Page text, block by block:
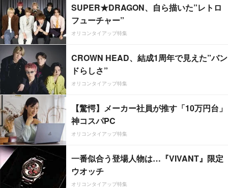
SUPER★DRAGON、自ら描いた”レトロ
フューチャー”
オリコンタイアップ特集
CROWN HEAD、結成1周年で見えた”バン
ドらしさ”
オリコンタイアップ特集
【驚愕】メーカー社員が推す「10万円台」
神コスパPC
オリコンタイアップ特集
一番似合う登場人物は…『VIVANT』限定
ウオッチ
オリコンタイアップ特集